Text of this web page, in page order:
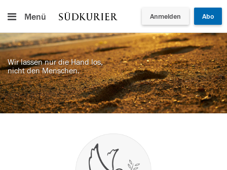
Menü Anmelden Abo
Wir lassen nur die Hand los,
nicht den Menschen.